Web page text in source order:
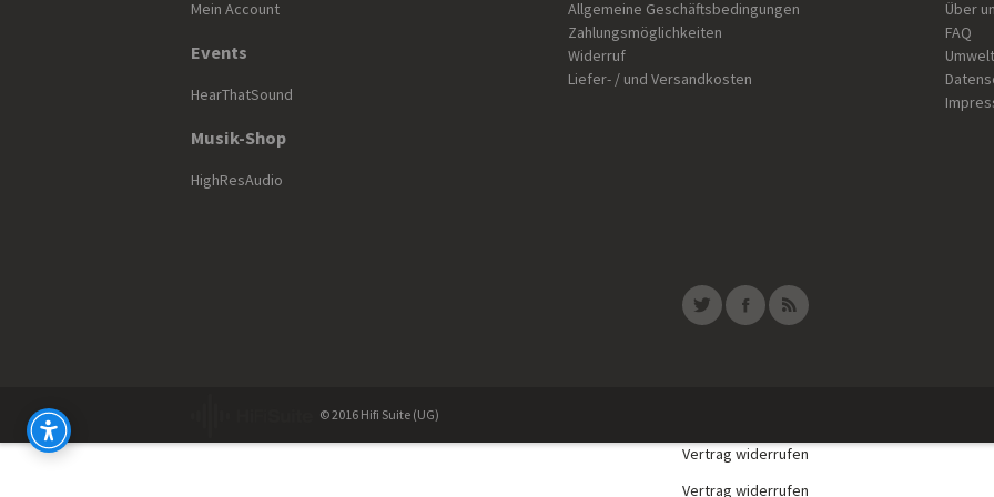
Mein Account
Events
HearThatSound
Musik-Shop
HighResAudio
Allgemeine Geschäftsbedingungen
Zahlungsmöglichkeiten
Widerruf
Liefer- / und Versandkosten
Über
FAQ
© 2016 Hifi Suite (UG)
Vertrag widerrufen
Vertrag widerrufen